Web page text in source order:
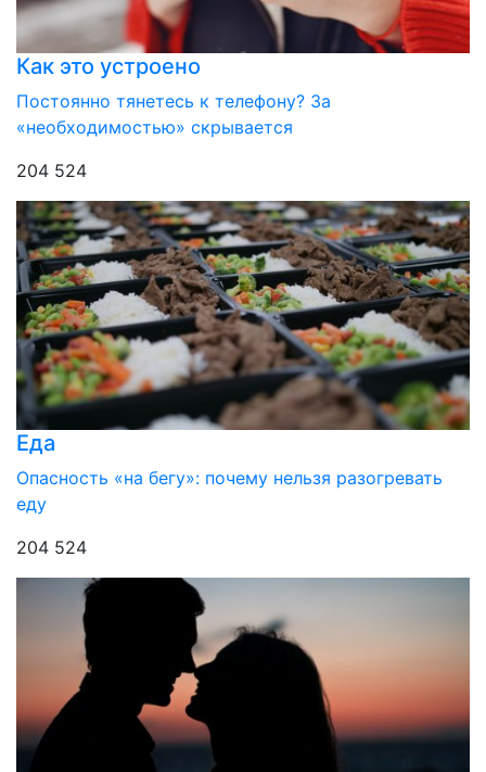
Как это устроено
Постоянно тянетесь к телефону? За
«необходимостью» скрывается
204 524
Еда
Опасность «на бегу»: почему нельзя разогревать
еду
204 524